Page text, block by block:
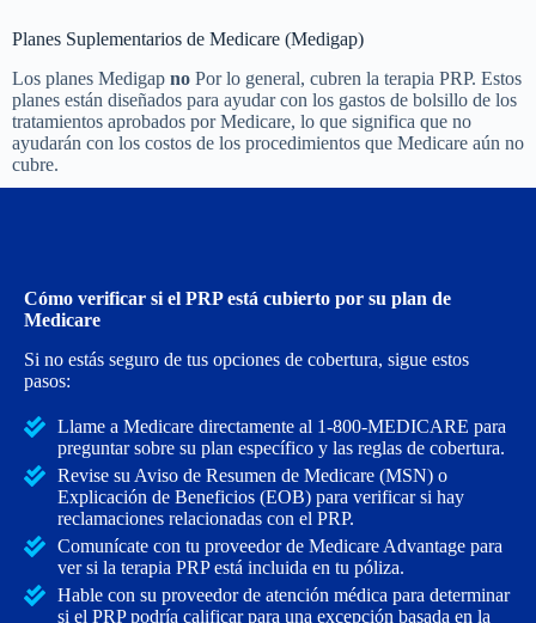
Planes Suplementarios de Medicare (Medigap)
Los planes Medigap no Por lo general, cubren la terapia PRP. Estos
planes están diseñados para ayudar con los gastos de bolsillo de los
tratamientos aprobados por Medicare, lo que significa que no
ayudarán con los costos de los procedimientos que Medicare aún no
cubre.
Cómo verificar si el PRP está cubierto por su plan de
Medicare
Si no estás seguro de tus opciones de cobertura, sigue estos
pasos:
Llame a Medicare directamente al 1-800-MEDICARE para
preguntar sobre su plan específico y las reglas de cobertura.
Revise su Aviso de Resumen de Medicare (MSN) o
Explicación de Beneficios (EOB) para verificar si hay
reclamaciones relacionadas con el PRP.
Comunícate con tu proveedor de Medicare Advantage para
ver si la terapia PRP está incluida en tu póliza.
Hable con su proveedor de atención médica para determinar
si el PRP podría calificar para una excepción basada en la